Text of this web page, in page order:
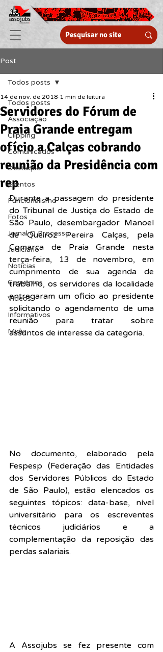
Post
Todos posts
Associação
Clipping
Comunicados
Destaque
Eventos
Funcionalismo
Fotos
Jornal O Processo
Judiciário
Notícias
Convênios
Vídeos
Informativos
Midia
Todos posts
Servidores do Fórum de
Praia Grande entregam
ofício a Calças cobrando
reunião da Presidência com
rep
14 de nov. de 2018 1 min de leitura
Durante a passagem do presidente
do Tribunal de Justiça do Estado de
São Paulo, desembargador Manoel
de Queiroz Pereira Calças, pela
Comarca de Praia Grande nesta
terça-feira, 13 de novembro, em
cumprimento de sua agenda de
trabalho, os servidores da localidade
entregaram um oficio ao presidente
solicitando o agendamento de uma
reunião para tratar sobre
assuntos de interesse da categoria.
No documento, elaborado pela
Fespesp (Federação das Entidades
dos Servidores Públicos do Estado
de São Paulo), estão elencados os
seguintes tópicos: data-base, nível
universitário para os escreventes
técnicos judiciários e a
complementação da reposição das
perdas salariais.
A Assojubs se fez presente com